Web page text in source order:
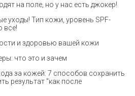
на поле, но у нас есть джокер!
уходы! Тип кожи, уровень SPF-
все!
и здоровью вашей кожи
что это и зачем
за кожей: 7 способов сохранить
результат "как после